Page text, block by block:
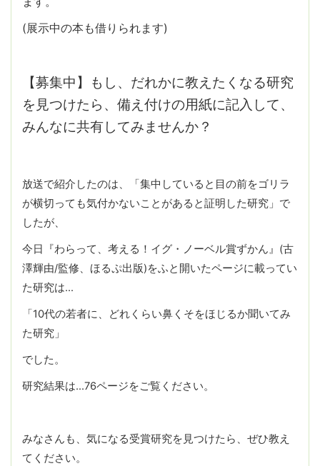
(展示中の本も借りられます)
【募集中】もし、だれかに教えたくなる研究
を見つけたら、備え付けの用紙に記入して、
みんなに共有してみませんか？
放送で紹介したのは、「集中していると目の前をゴリラ
が横切っても気付かないことがあると証明した研究」で
したが、
今日『わらって、考える！イグ・ノーベル賞ずかん』(古
澤輝由/監修、ほるぷ出版)をふと開いたページに載ってい
た研究は…
「10代の若者に、どれくらい鼻くそをほじるか聞いてみ
た研究」
でした。
研究結果は…76ページをご覧ください。
みなさんも、気になる受賞研究を見つけたら、ぜひ教え
てください。